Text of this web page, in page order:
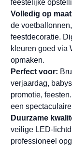
feestelijke
Volledig op maat
de
feestdecoratie.
kleuren goed via
opmaken.
Perfect voor:
verjaardag,
promotie,
een
Duurzame
veilige LED-
professioneel